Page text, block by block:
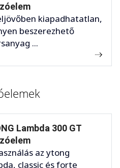
kiapadhatatlan,
beszerezhető
...
Lambda 300 GT
az ytong
classic és forte